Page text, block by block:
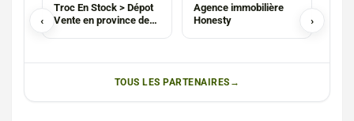
‹ ›
Troc En Stock > Dépot
Vente en province de
Agence immobilière
Honesty
TOUS LES PARTENAIRES